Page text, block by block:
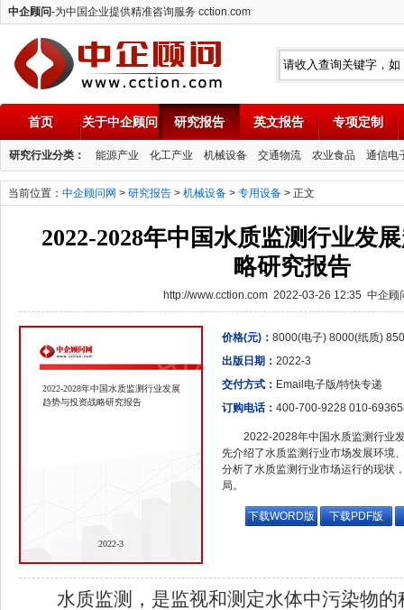
中企顾问-为中国企业提供精准咨询服务 cction.com
中企顾问
首页 关于中企顾问 研究报告 英文报告 专项定制
研究行业分类： 能源产业 化工产业 机械设备 交通物流 农业食品 通信电
当前位置： 中企顾问网 > 研究报告 > 机械设备 > 专用设备 > 正文
2022-2028年中国水质监测行业发
略研究报告
http://www.cction.com 2022-03-26 12:35 中企顾
2022-2028年中国水质监测行业发展
趋势与投资战略研究报告
2022-3
价格(元)： 8000(电子) 8000(纸质)
出版日期： 2022-3
交付方式： Email电子版/特快专递
订购电话： 400-700-9228 010-
2022-2028年中国水质监测行业
先介绍了水质监测行业市场发展环境
分析了水质监测行业市场运行的现状
局。
下载WORD版 下载PDF版
水质监测，是监视和测定水体中污染物